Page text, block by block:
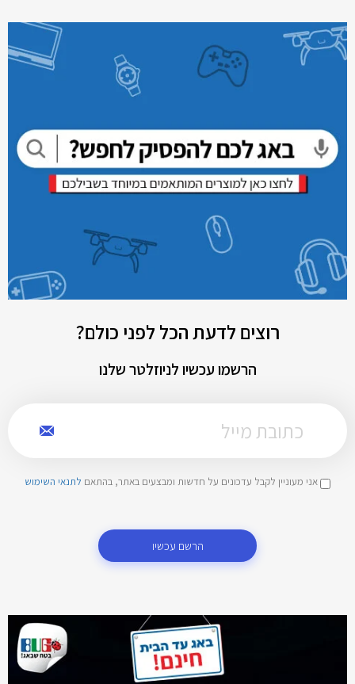
רוצים לדעת הכל לפני כולם?
הרשמו עכשיו לניוזלטר שלנו
אני מעוניין לקבל עדכונים על חדשות ומבצעים באתר, בהתאם לתנאי השימוש
הרשם עכשיו